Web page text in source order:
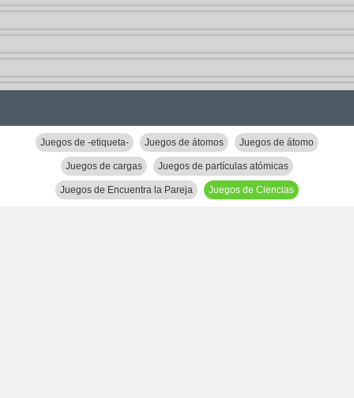
Juegos de -etiqueta- Juegos de átomos Juegos de átomo
Juegos de cargas Juegos de partículas atómicas
Juegos de Encuentra la Pareja Juegos de Ciencias